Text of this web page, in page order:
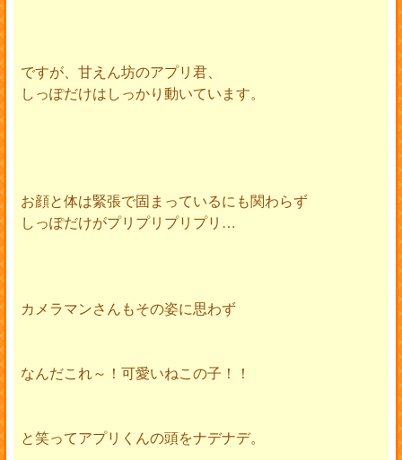
ですが、甘えん坊のアプリ君、
しっぽだけはしっかり動いています。
お顔と体は緊張で固まっているにも関わらず
しっぽだけがプリプリプリプリ…
カメラマンさんもその姿に思わず
なんだこれ～！可愛いねこの子！！
と笑ってアプリくんの頭をナデナデ。